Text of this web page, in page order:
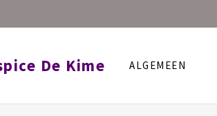
De Kime ALGEMEEN